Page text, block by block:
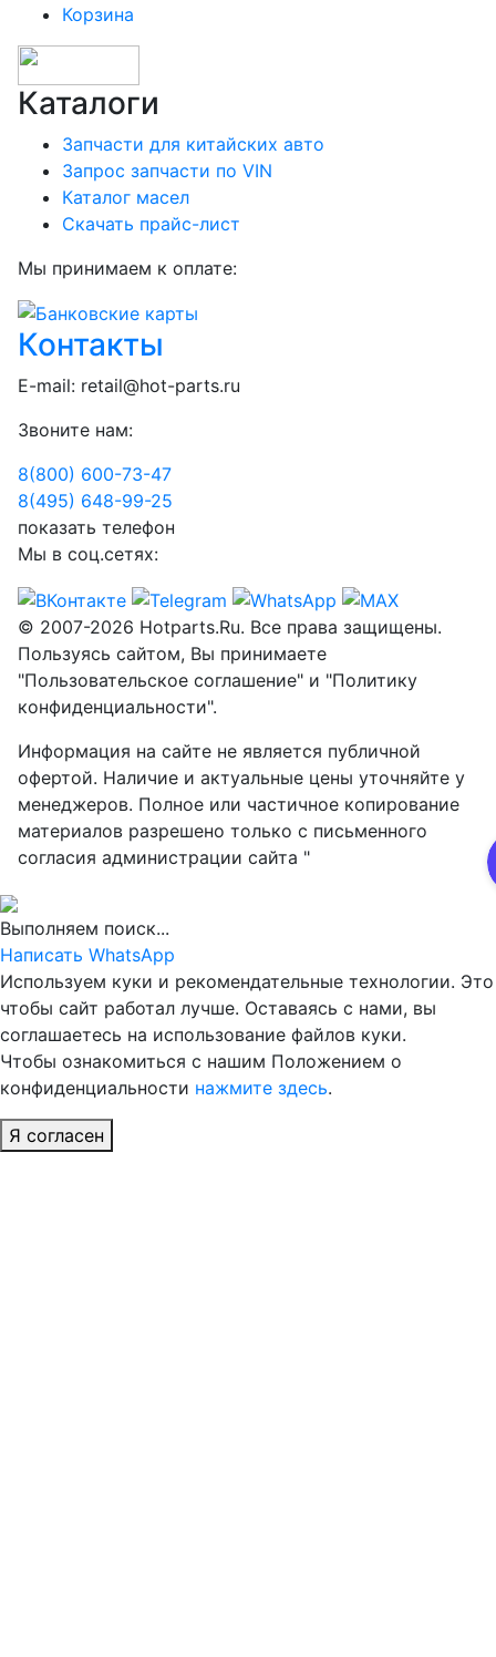
Корзина
Каталоги
Запчасти для китайских авто
Запрос запчасти по VIN
Каталог масел
Скачать прайс-лист
Мы принимаем к оплате:
Контакты
E-mail: retail@hot-parts.ru
Звоните нам:
8(800) 600-73-47
8(495) 648-99-25
показать телефон
Мы в соц.сетях:
© 2007-2026 Hotparts.Ru. Все права защищены.
Пользуясь сайтом, Вы принимаете
"Пользовательское соглашение" и "Политику
конфиденциальности".
Информация на сайте не является публичной
офертой. Наличие и актуальные цены уточняйте у
менеджеров. Полное или частичное копирование
материалов разрешено только с письменного
согласия администрации сайта "
Выполняем поиск...
Написать WhatsApp
Используем куки и рекомендательные технологии. Это
чтобы сайт работал лучше. Оставаясь с нами, вы
соглашаетесь на использование файлов куки.
Чтобы ознакомиться с нашим Положением о
конфиденциальности нажмите здесь.
Я согласен